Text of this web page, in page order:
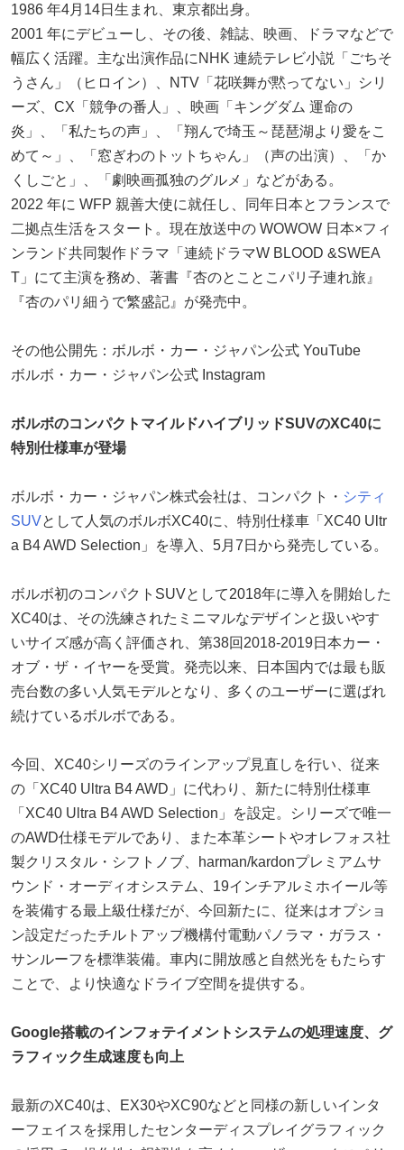
1986 年4月14日生まれ、東京都出身。
2001 年にデビューし、その後、雑誌、映画、ドラマなどで
幅広く活躍。主な出演作品にNHK 連続テレビ小説「ごちそ
うさん」（ヒロイン）、NTV「花咲舞が黙ってない」シリ
ーズ、CX「競争の番人」、映画「キングダム 運命の
炎」、「私たちの声」、「翔んで埼玉～琵琶湖より愛をこ
めて～」、「窓ぎわのトットちゃん」（声の出演）、「か
くしごと」、「劇映画孤独のグルメ」などがある。
2022 年に WFP 親善大使に就任し、同年日本とフランスで
二拠点生活をスタート。現在放送中の WOWOW 日本×フィ
ンランド共同製作ドラマ「連続ドラマW BLOOD &SWEA
T」にて主演を務め、著書『杏のとことこパリ子連れ旅』
『杏のパリ細うで繁盛記』が発売中。
その他公開先：ボルボ・カー・ジャパン公式 YouTube
ボルボ・カー・ジャパン公式 Instagram
ボルボのコンパクトマイルドハイブリッドSUVのXC40に
特別仕様車が登場
ボルボ・カー・ジャパン株式会社は、コンパクト・ シティ
SUVとして人気のボルボXC40に、特別仕様車「XC40 Ultr
a B4 AWD Selection」を導入、5月7日から発売している。
ボルボ初のコンパクトSUVとして2018年に導入を開始した
XC40は、その洗練されたミニマルなデザインと扱いやす
いサイズ感が高く評価され、第38回2018-2019日本カー・
オブ・ザ・イヤーを受賞。発売以来、日本国内では最も販
売台数の多い人気モデルとなり、多くのユーザーに選ばれ
続けているボルボである。
今回、XC40シリーズのラインアップ見直しを行い、従来
の「XC40 Ultra B4 AWD」に代わり、新たに特別仕様車
「XC40 Ultra B4 AWD Selection」を設定。シリーズで唯一
のAWD仕様モデルであり、また本革シートやオレフォス社
製クリスタル・シフトノブ、harman/kardonプレミアムサ
ウンド・オーディオシステム、19インチアルミホイール等
を装備する最上級仕様だが、今回新たに、従来はオプショ
ン設定だったチルトアップ機構付電動パノラマ・ガラス・
サンルーフを標準装備。車内に開放感と自然光をもたらす
ことで、より快適なドライブ空間を提供する。
Google搭載のインフォテイメントシステムの処理速度、グ
ラフィック生成速度も向上
最新のXC40は、EX30やXC90などと同様の新しいインタ
ーフェイスを採用したセンターディスプレイグラフィック